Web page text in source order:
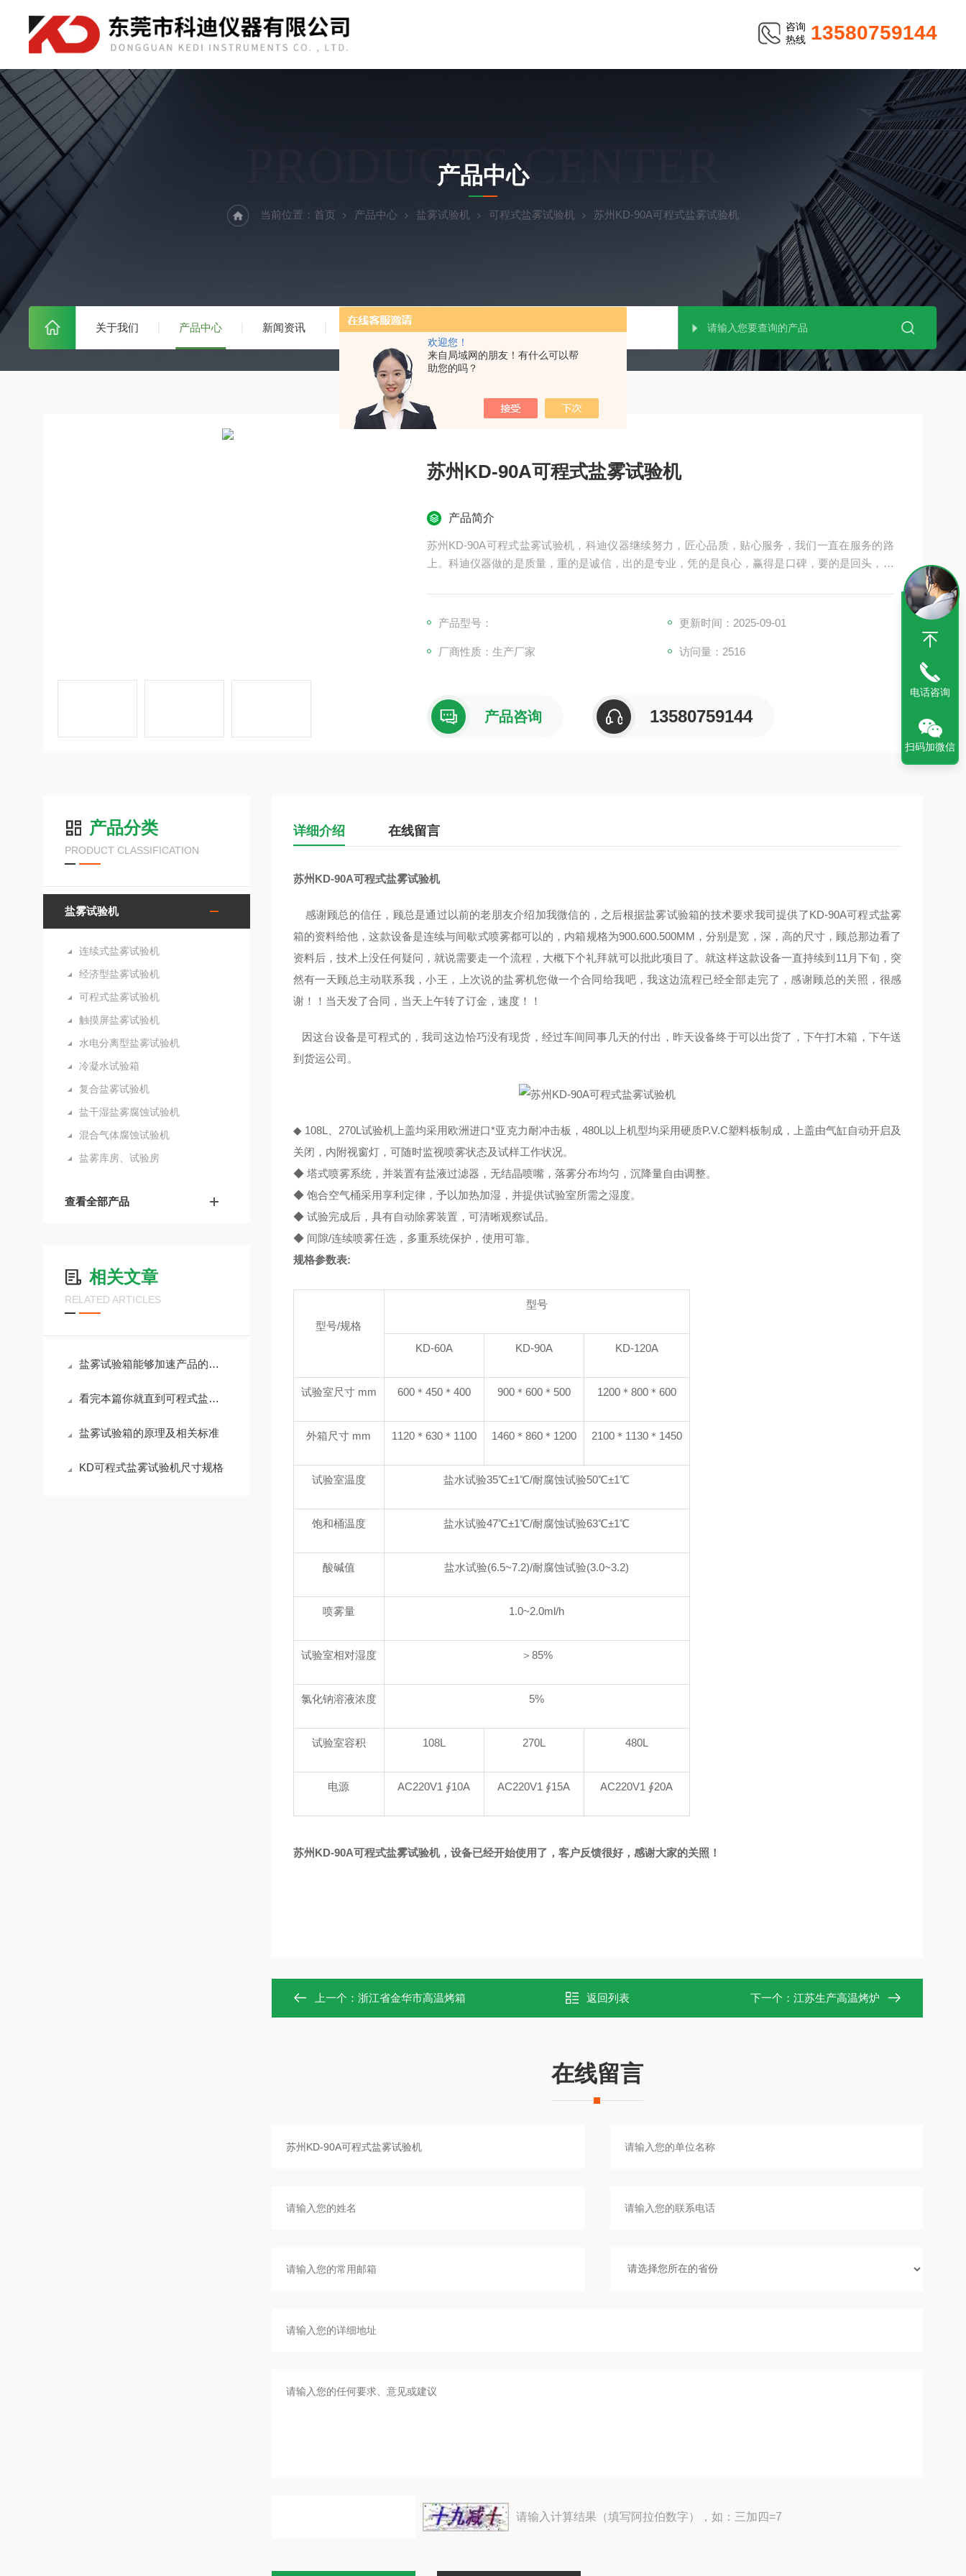
欢迎您！
来自局域网的朋友！有什么可以帮
助您的吗？
咨询
热线 13580759144
关于我们 产品中心 新闻资讯 技术文章
PRODUCTS CENTER
产品中心
当前位置： 首页 产品中心 盐雾试验机 可程式盐雾试验机 苏州KD-90A可程式盐雾试验机
苏州KD-90A可程式盐雾试验机
产品简介
苏州KD-90A可程式盐雾试验机，科迪仪器继续努力，匠心品质，贴心服务，我们一直在服务的路
上。科迪仪器做的是质量，重的是诚信，出的是专业，凭的是良心，赢得是口碑，要的是回头，信
产品型号： 更新时间：2025-09-01
厂商性质：生产厂家 访问量：2516
产品咨询 13580759144
产品分类
PRODUCT CLASSIFICATION
盐雾试验机
连续式盐雾试验机
经济型盐雾试验机
可程式盐雾试验机
触摸屏盐雾试验机
水电分离型盐雾试验机
冷凝水试验箱
复合盐雾试验机
盐干湿盐雾腐蚀试验机
混合气体腐蚀试验机
盐雾库房、试验房
查看全部产品
相关文章
RELATED ARTICLES
盐雾试验箱能够加速产品的腐蚀过程，从而在短时间内评估其耐腐蚀性能力
看完本篇你就直到可程式盐雾试验机的箱体结构了
盐雾试验箱的原理及相关标准
KD可程式盐雾试验机尺寸规格
详细介绍 在线留言
苏州KD-90A可程式盐雾试验机
感谢顾总的信任，顾总是通过以前的老朋友介绍加我微信的，之后根据盐雾试验箱的技术要求我司提供了KD-90A可程式盐雾
箱的资料给他，这款设备是连续与间歇式喷雾都可以的，内箱规格为900.600.500MM，分别是宽，深，高的尺寸，顾总那边看了
资料后，技术上没任何疑问，就说需要走一个流程，大概下个礼拜就可以批此项目了。就这样这款设备一直持续到11月下旬，突
然有一天顾总主动联系我，小王，上次说的盐雾机您做一个合同给我吧，我这边流程已经全部走完了，感谢顾总的关照，很感
谢！！当天发了合同，当天上午转了订金，速度！！
因这台设备是可程式的，我司这边恰巧没有现货，经过车间同事几天的付出，昨天设备终于可以出货了，下午打木箱，下午送
到货运公司。
◆ 108L、270L试验机上盖均采用欧洲进口*亚克力耐冲击板，480L以上机型均采用硬质P.V.C塑料板制成，上盖由气缸自动开启及
关闭，内附视窗灯，可随时监视喷雾状态及试样工作状况。
◆ 塔式喷雾系统，并装置有盐液过滤器，无结晶喷嘴，落雾分布均匀，沉降量自由调整。
◆ 饱合空气桶采用享利定律，予以加热加湿，并提供试验室所需之湿度。
◆ 试验完成后，具有自动除雾装置，可清晰观察试品。
◆ 间隙/连续喷雾任选，多重系统保护，使用可靠。
规格参数表:
型号/规格
型号
KD-60A KD-90A KD-120A
试验室尺寸 mm 600＊450＊400 900＊600＊500 1200＊800＊600
外箱尺寸 mm 1120＊630＊1100 1460＊860＊1200 2100＊1130＊1450
试验室温度 盐水试验35℃±1℃/耐腐蚀试验50℃±1℃
饱和桶温度 盐水试验47℃±1℃/耐腐蚀试验63℃±1℃
酸碱值 盐水试验(6.5~7.2)/耐腐蚀试验(3.0~3.2)
喷雾量 1.0~2.0ml/h
试验室相对湿度 ＞85%
氯化钠溶液浓度 5%
试验室容积 108L 270L 480L
电源 AC220V1 ∮10A AC220V1 ∮15A AC220V1 ∮20A
苏州 KD-90A可程式盐雾试验机，设备已经开始使用了，客户反馈很好，感谢大家的关照！
上一个： 浙江省金华市高温烤箱 返回列表 下一个： 江苏生产高温烤炉
在线留言
请输入计算结果（填写阿拉伯数字），如：三加四=7
电话咨询
扫码加微信